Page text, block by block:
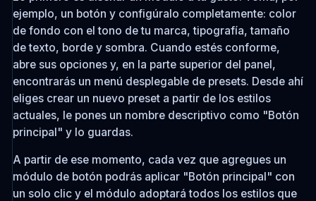
ejemplo, un botón y configúralo completamente: color
de fondo con el tono de tu marca, tipografía, tamaño
de texto, borde y sombra. Cuando estés conforme,
abre sus opciones y, en la parte superior del panel,
encontrarás un menú desplegable de presets. Desde ahí
eliges crear un nuevo preset a partir de los estilos
actuales, le pones un nombre descriptivo como "Botón
principal" y lo guardas.
A partir de ese momento, cada vez que agregues un
módulo de botón podrás aplicar "Botón principal" con
un solo clic y el módulo adoptará todos los estilos que